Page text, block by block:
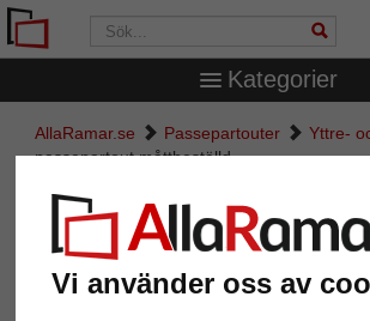
Vi använder oss av
Kategorier
AllaRamar.se Passepartouter
Yttre-
passepartout måttbeställd
passepartout
Pictures Preview